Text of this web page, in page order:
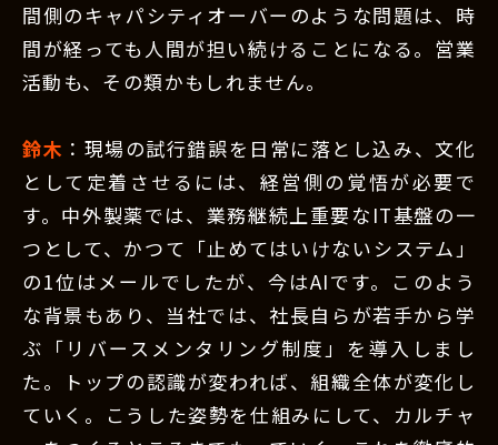
間側のキャパシティオーバーのような問題は、時
間が経っても人間が担い続けることになる。営業
活動も、その類かもしれません。
鈴木 ：現場の試行錯誤を日常に落とし込み、文化
として定着させるには、経営側の覚悟が必要で
す。中外製薬では、業務継続上重要なIT基盤の一
つとして、かつて「止めてはいけないシステム」
の1位はメールでしたが、今はAIです。このよう
な背景もあり、当社では、社長自らが若手から学
ぶ「リバースメンタリング制度」を導入しまし
た。トップの認識が変われば、組織全体が変化し
ていく。こうした姿勢を仕組みにして、カルチャ